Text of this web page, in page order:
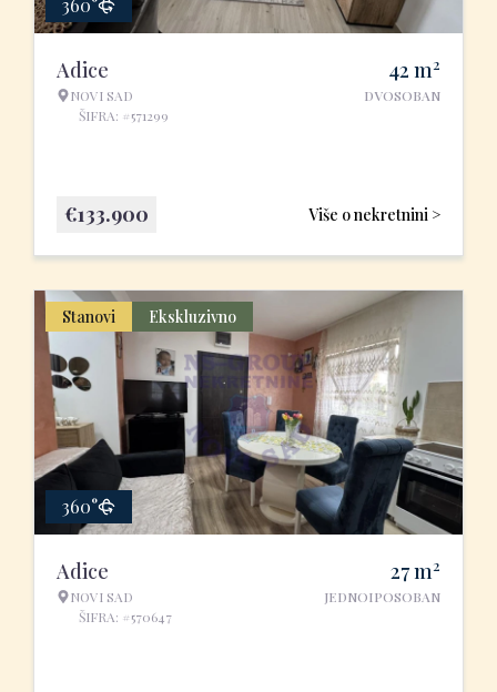
360°
Adice
NOVI SAD
ŠIFRA: #571299
42 m2
DVOSOBAN
Više o nekretnini >
€133.900
Stanovi Ekskluzivno
360°
Adice
NOVI SAD
ŠIFRA: #570647
27m2
JEDNOIPOSOBAN